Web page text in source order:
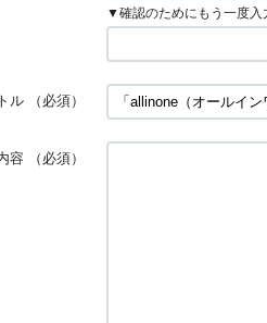
▼確認のためにもう一度入
ル （必須）
容 （必須）